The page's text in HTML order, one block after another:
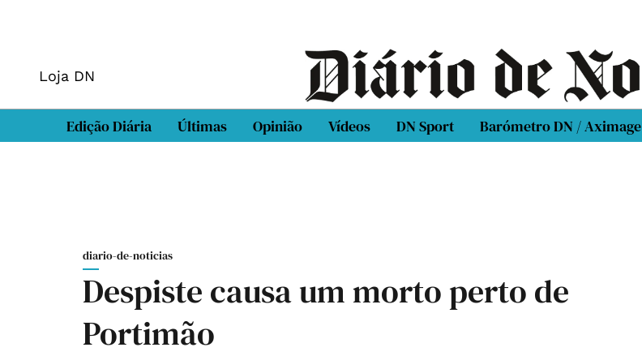
Loja DN
Edição Diária Últimas Opinião Vídeos DN Sport Barómetro DN / Aximage
diario-de-noticias
Despiste causa um morto perto de
Portimão